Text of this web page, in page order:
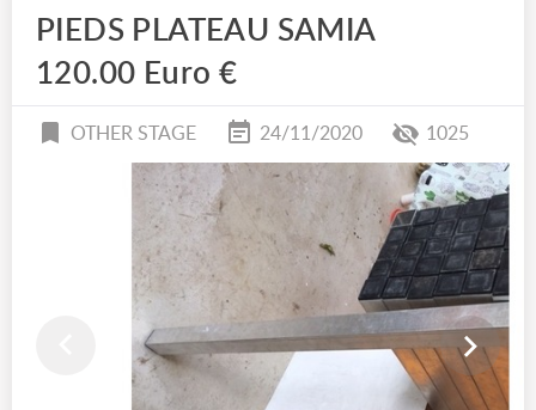
PIEDS PLATEAU SAMIA
120.00 Euro €
OTHER STAGE 24/11/2020 1025